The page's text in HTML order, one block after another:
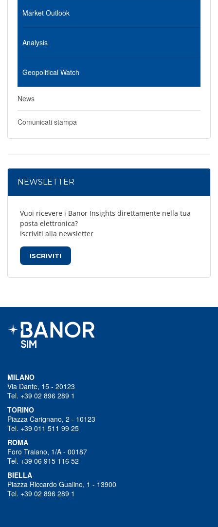
Market Outlook
Analysis
Geopolitical Watch
News
Comunicati stampa
NEWSLETTER
Vuoi ricevere i Banor Insights direttamente nella tua
posta elettronica?
Iscriviti alla newsletter
ISCRIVITI
MILANO
Via Dante, 15 - 20123
Tel. +39 02 896 289 1
TORINO
Piazza Carignano, 2 - 10123
Tel. +39 011 511 99 25
ROMA
Foro Traiano, 1/A - 00187
Tel. +39 06 915 116 52
BIELLA
Piazza Riccardo Gualino, 1 - 13900
Tel. +39 02 896 289 1